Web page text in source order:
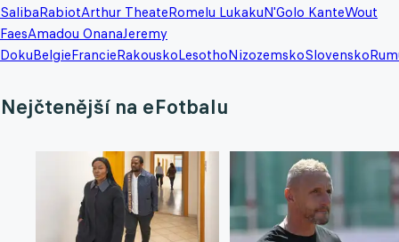
Nejčtenější na eFotbalu
SalibaRabiotArthur TheateRomelu LukakuN'Golo KanteWout
FaesAmadou OnanaJeremy
DokuBelgieFrancieRakouskoLesothoNizozemskoSlovensko